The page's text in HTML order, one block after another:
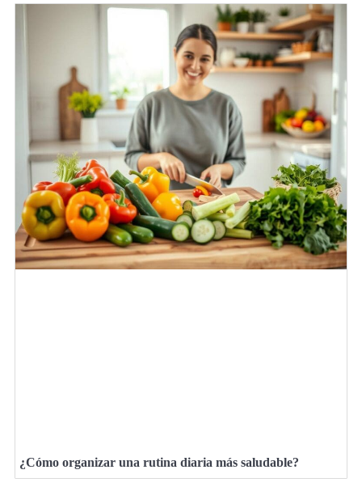
¿Cómo organizar una rutina diaria más saludable?